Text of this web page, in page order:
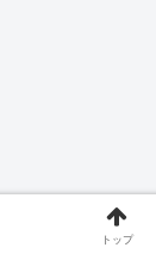
トップ